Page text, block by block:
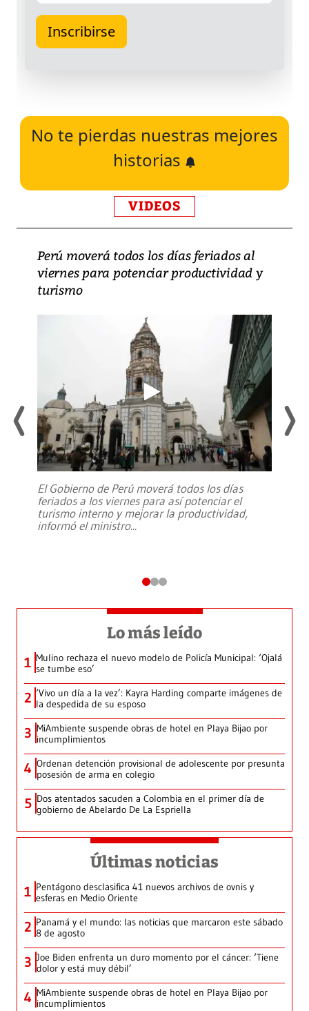
No te pierdas nuestras mejores
historias
VIDEOS
Perú moverá todos los días feriados al
viernes para potenciar productividad y
turismo
El Gobierno de Perú moverá todos los días
feriados a los viernes para así potenciar el
turismo interno y mejorar la productividad,
informó el ministro...
Lo más leído
1 Mulino rechaza el nuevo modelo de Policía Municipal: ‘Ojalá
se tumbe eso’
2 ‘Vivo un día a la vez’: Kayra Harding comparte imágenes de
la despedida de su esposo
3 MiAmbiente suspende obras de hotel en Playa Bijao por
incumplimientos
4 Ordenan detención provisional de adolescente por presunta
posesión de arma en colegio
5 Dos atentados sacuden a Colombia en el primer día de
gobierno de Abelardo De La Espriella
Últimas noticias
1 Pentágono desclasifica 41 nuevos archivos de ovnis y
esferas en Medio Oriente
2 Panamá y el mundo: las noticias que marcaron este sábado
8 de agosto
3 Joe Biden enfrenta un duro momento por el cáncer: ‘Tiene
dolor y está muy débil’
4 MiAmbiente suspende obras de hotel en Playa Bijao por
incumplimientos